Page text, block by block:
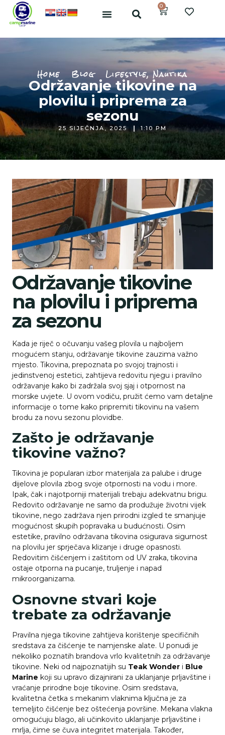
0
Home Blog Lifestyle,Nautika
Održavanje tikovine na
plovilu i priprema za
sezonu
25 SIJEČNJA, 2025 1:10 PM
Održavanje tikovine
na plovilu i priprema
za sezonu
Kada je riječ o očuvanju vašeg plovila u najboljem
mogućem stanju, održavanje tikovine zauzima važno
mjesto. Tikovina, prepoznata po svojoj trajnosti i
jedinstvenoj estetici, zahtijeva redovitu njegu i pravilno
održavanje kako bi zadržala svoj sjaj i otpornost na
morske uvjete. U ovom vodiču, pružit ćemo vam detaljne
informacije o tome kako pripremiti tikovinu na vašem
brodu za novu sezonu plovidbe.
Zašto je održavanje
tikovine važno?
Tikovina je popularan izbor materijala za palube i druge
dijelove plovila zbog svoje otpornosti na vodu i more.
Ipak, čak i najotporniji materijali trebaju adekvatnu brigu.
Redovito održavanje ne samo da produžuje životni vijek
tikovine, nego zadržava njen prirodni izgled te smanjuje
mogućnost skupih popravaka u budućnosti. Osim
estetike, pravilno održavana tikovina osigurava sigurnost
na plovilu jer sprječava klizanje i druge opasnosti.
Redovitim čišćenjem i zaštitom od UV zraka, tikovina
ostaje otporna na pucanje, truljenje i napad
mikroorganizama.
Osnovne stvari koje
trebate za održavanje
Pravilna njega tikovine zahtijeva korištenje specifičnih
sredstava za čišćenje te namjenske alate. U ponudi je
nekoliko poznatih brandova vrlo kvalitetnih za održavanje
tikovine. Neki od najpoznatijih su Teak Wonder i Blue
Marine koji su upravo dizajnirani za uklanjanje prljavštine i
vraćanje prirodne boje tikovine. Osim sredstava,
kvalitetna četka s mekanim vlaknima ključna je za
temeljito čišćenje bez oštećenja površine. Mekana vlakna
omogućuju blago, ali učinkovito uklanjanje prljavštine i
mrlja, čime se čuva integritet materijala. Također,